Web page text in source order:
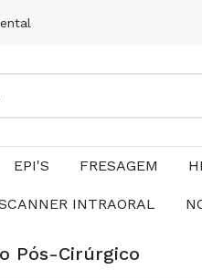
EPI'S FRESAGEM
INTRAORAL
Pós-Cirúrgico